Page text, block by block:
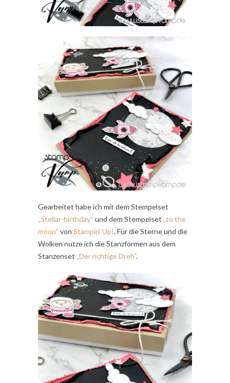
Gearbeitet habe ich mit dem Stempelset
„Stellar-birthday“ und dem Stempelset „to the
moon“ von Stampin’ Up!. Für die Sterne und die
Wolken nutze ich die Stanzformen aus dem
Stanzenset „Der richtige Dreh“.